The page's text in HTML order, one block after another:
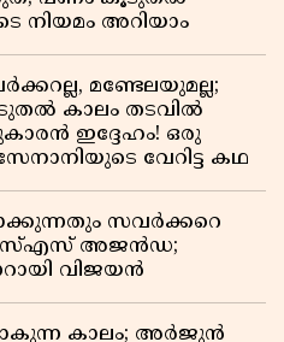
നിയമം അറിയാം
മണ്ടേലയുമല്ല;
കാലം തടവിൽ
ഇദ്ദേഹം! ഒരു
വേറിട്ട കഥ
സവർക്കറെ
അജൻഡ;
വിജയൻ
കാലം; അർജുൻ